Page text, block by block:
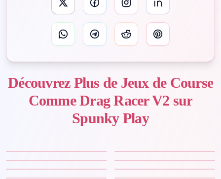
Découvrez Plus de Jeux de Course
Comme Drag Racer V2 sur
Spunky Play